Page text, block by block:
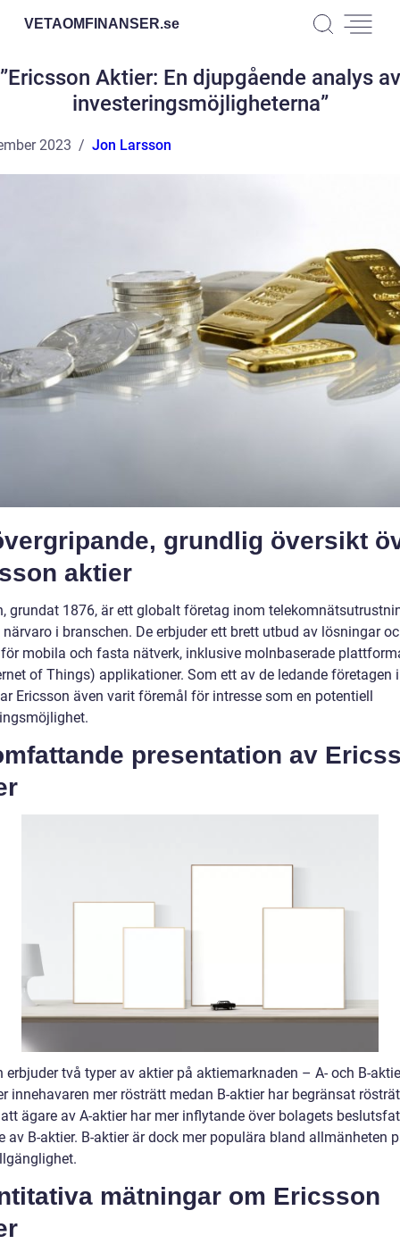
VETAOMFINANSER.se
”Ericsson Aktier: En djupgående analys av
investeringsmöjligheterna”
2023 Jon Larsson
grundlig översikt
aktier
grundat 1876, är ett globalt företag inom
närvaro i branschen. De erbjuder ett brett utbud av lösningar
mobila och fasta nätverk, inklusive molnbaserade
of Things) applikationer. Som ett av de ledande företagen
Ericsson även varit föremål för intresse som en potentiell
presentation av
erbjuder två typer av aktier på aktiemarknaden – A- och B-
innehavaren mer rösträtt medan B-aktier har begränsat
ägare av A-aktier har mer inflytande över bolagets
av B-aktier. B-aktier är dock mer populära bland allmänheten
mätningar om Ericsson